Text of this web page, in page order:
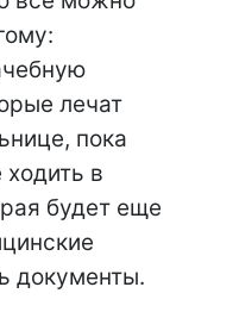
лечат
пока
в
будет еще
документы.